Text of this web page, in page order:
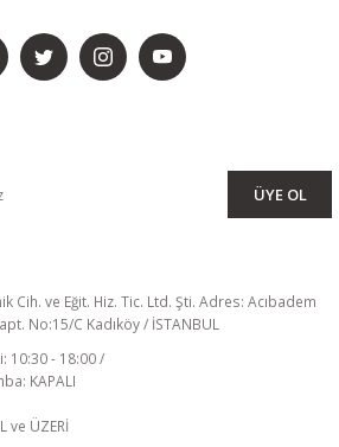
ÜYE OL
Cih. ve Eğit. Hiz. Tic. Ltd. Şti. Adres: Acıbadem
No:15/C Kadıköy / İSTANBUL
10:30 - 18:00 /
KAPALI
ve ÜZERİ